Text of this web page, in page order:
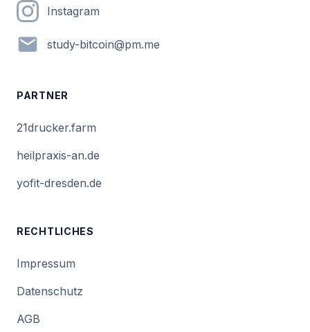
Instagram
em.mp@nioctib-yduts
PARTNER
21drucker.farm
heilpraxis-an.de
yofit-dresden.de
RECHTLICHES
Impressum
Datenschutz
AGB